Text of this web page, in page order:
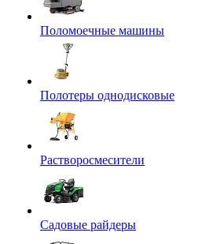
Поломоечные машины
Полотеры однодисковые
Растворосмесители
Садовые райдеры